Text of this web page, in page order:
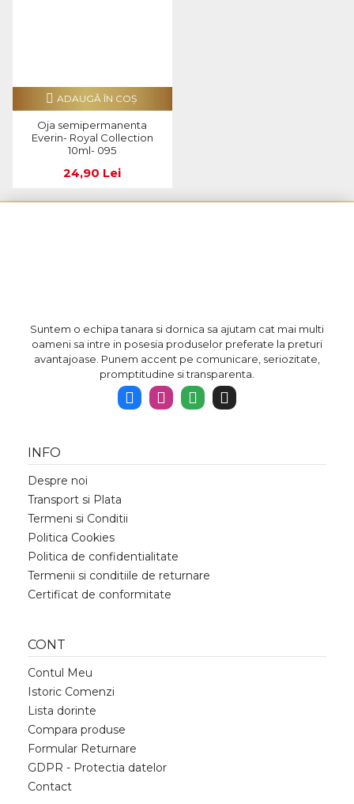
Oja semipermanenta
Everin- Royal Collection
10ml- 095
24,90 Lei
ADAUGĂ ÎN COŞ
Suntem o echipa tanara si dornica sa ajutam cat mai multi
oameni sa intre in posesia produselor preferate la preturi
avantajoase. Punem accent pe comunicare, seriozitate,
promptitudine si transparenta.
INFO
Despre noi
Transport si Plata
Termeni si Conditii
Politica Cookies
Politica de confidentialitate
Termenii si conditiile de returnare
Certificat de conformitate
CONT
Contul Meu
Istoric Comenzi
Lista dorinte
Compara produse
Formular Returnare
GDPR - Protectia datelor
Contact